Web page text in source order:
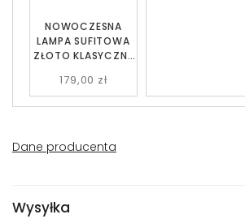
NOWOCZESNA
LAMPA SUFITOWA
ZŁOTO KLASYCZNE
179,00 zł
Dane producenta
Wysyłka